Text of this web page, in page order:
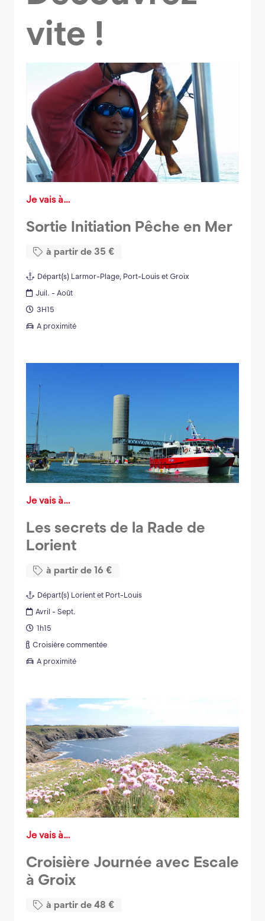
vite !
Je vais à…
Sortie Initiation Pêche en Mer
à partir de 35 €
Départ(s) Larmor-Plage, Port-Louis et Groix
Juil. - Août
3H15
A proximité
Je vais à…
Les secrets de la Rade de
Lorient
à partir de16 €
Départ(s) Lorient et Port-Louis
Avril - Sept.
1h15
Croisière commentée
A proximité
Je vais à…
Croisière Journée avec Escale
à Groix
à partir de48 €